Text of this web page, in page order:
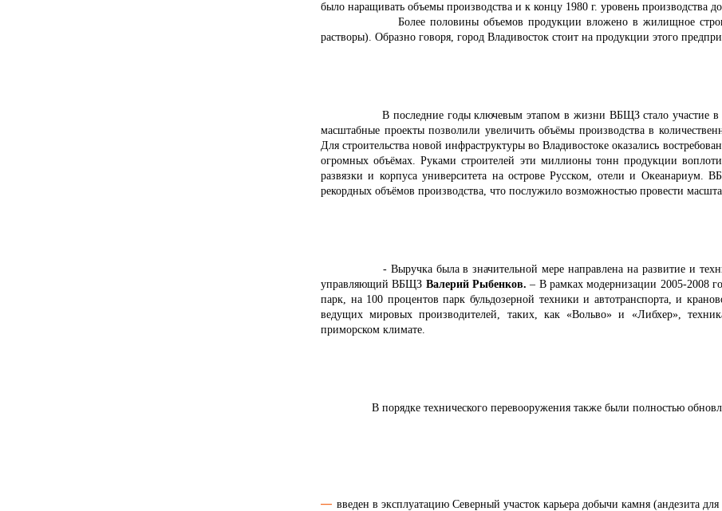
было наращивать объемы производства и к концу 1980 г. уровень производства
Более половины объемов продукции вложено в жилищное
растворы). Образно говоря, город Владивосток стоит на продукции этого
В последние годы ключевым этапом в жизни ВБЩЗ стало участие в
масштабные проекты позволили увеличить объёмы производства в
Для строительства новой инфраструктуры во Владивостоке оказались
огромных объёмах. Руками строителей эти миллионы тонн продукции
развязки и корпуса университета на острове Русском, отели и Океанариум.
рекордных объёмов производства, что послужило возможностью провести
- Выручка была в значительной мере направлена на развитие и
управляющий ВБЩЗ Валерий Рыбенков. – В рамках модернизации 2005-2008
парк, на 100 процентов парк бульдозерной техники и автотранспорта, и
ведущих мировых производителей, таких, как «Вольво» и «Либхер»,
приморском климате.
В порядке технического перевооружения также были полностью
введен в эксплуатацию Северный участок карьера добычи камня (андезита